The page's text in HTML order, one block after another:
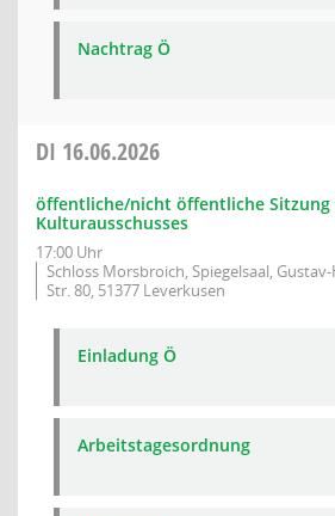
Nachtrag Ö
DI 16.06.2026
öffentliche/nicht öffentliche Sitzung
Kulturausschusses
17:00 Uhr
Schloss Morsbroich, Spiegelsaal,
Str. 80, 51377 Leverkusen
Einladung Ö
Arbeitstagesordnung